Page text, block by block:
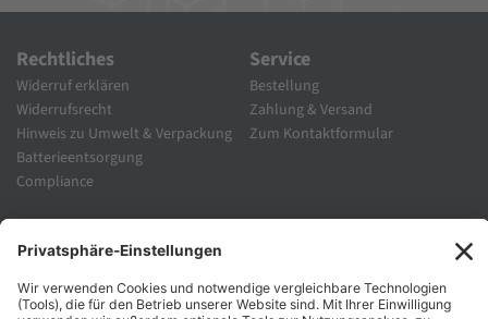
Rechtliches
Widerruf erklären
Widerrufsrecht
Hinweis zu Umwelt & Verpackung
Batterieentsorgung
Compliance
Service
Bestellung
Zahlung & Versand
Zum Kontaktformular
Unternehmen
Karriere